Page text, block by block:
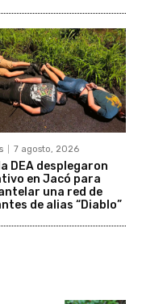
7 agosto, 2026
DEA desplegaron
en Jacó para
una red de
de alias “Diablo”